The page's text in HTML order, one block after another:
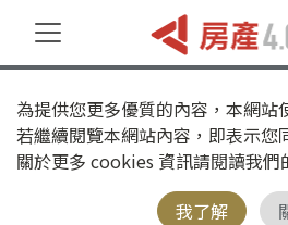
為提供您更多優質的內容，本網站
若繼續閱覽本網站內容，即表示您
關於更多 cookies 資訊請閱讀我們
我了解